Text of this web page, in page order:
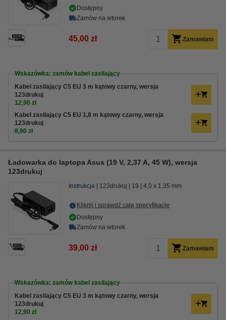
Dostępny
Zamów na wtorek
45,00 zł Zamawiam
Wskazówka: zamów kabel zasilający
Kabel zasilający C5 EU 3 m kątowy czarny, wersja
123drukuj
12,90 zł
Kabel zasilający C5 EU 1,8 m kątowy czarny, wersja
123drukuj
8,90 zł
Ładowarka do laptopa Asus (19 V, 2,37 A, 45 W), wersja
123drukuj
Instrukcja 123drukuj 19 4,0 x 1,35 mm
Kliknij i sprawdź całą specyfikacje
Dostępny
Zamów na wtorek
39,00 zł Zamawiam
Wskazówka: zamów kabel zasilający
Kabel zasilający C5 EU 3 m kątowy czarny, wersja
123drukuj
12,90 zł